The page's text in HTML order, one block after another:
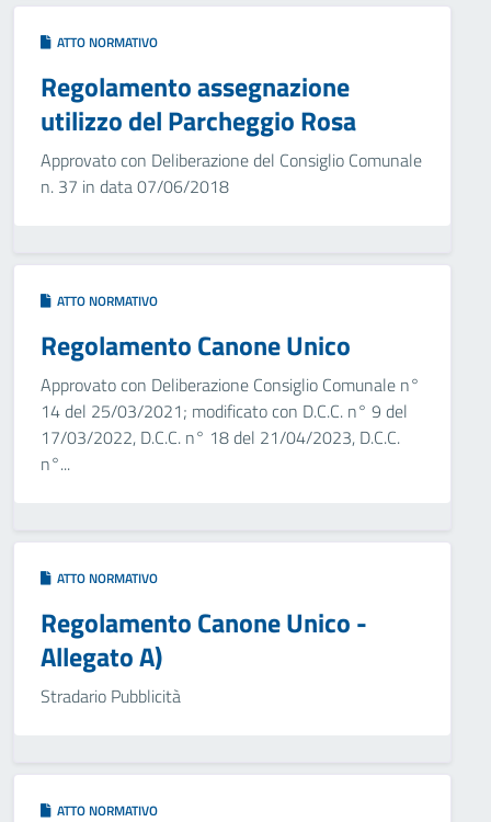
ATTO NORMATIVO
Regolamento assegnazione
utilizzo del Parcheggio Rosa
Approvato con Deliberazione del Consiglio Comunale
n. 37 in data 07/06/2018
ATTO NORMATIVO
Regolamento Canone Unico
Approvato con Deliberazione Consiglio Comunale n°
14 del 25/03/2021; modificato con D.C.C. n° 9 del
17/03/2022, D.C.C. n° 18 del 21/04/2023, D.C.C.
n°...
ATTO NORMATIVO
Regolamento Canone Unico -
Allegato A)
Stradario Pubblicità
ATTO NORMATIVO